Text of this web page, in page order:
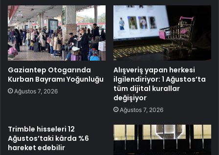
Gaziantep Otogarında
Kurban Bayramı Yoğunluğu
Ağustos 7, 2026
Alışveriş yapan herkesi
ilgilendiriyor: 1 Ağustos’ta
tüm dijital kurallar
değişiyor
Ağustos 7, 2026
Trimble hisseleri 12
Ağustos’taki kârda %6
hareket edebilir